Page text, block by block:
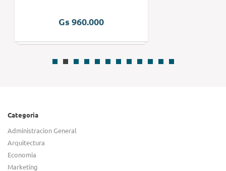
Gs 960.000
Categoria
Administracion General
Arquitectura
Economia
Marketing